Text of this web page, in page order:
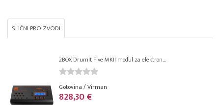
SLIČNI PROIZVODI
2BOX DrumIt Five MKII modul za elektron...
Gotovina / Virman
828,30 €